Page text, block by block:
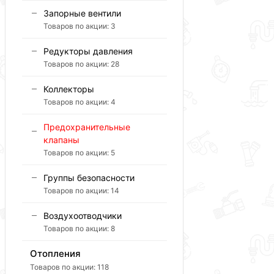
Запорные вентили
Товаров по акции: 3
Редукторы давления
Товаров по акции: 28
Коллекторы
Товаров по акции: 4
Предохранительные
клапаны
Товаров по акции: 5
Группы безопасности
Товаров по акции: 14
Воздухоотводчики
Товаров по акции: 8
Отопления
Товаров по акции: 118